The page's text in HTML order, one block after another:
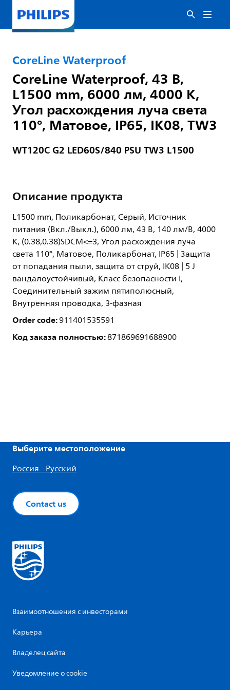
CoreLine Waterproof
CoreLine Waterproof, 43 В,
L1500 mm, 6000 лм, 4000 K,
Угол расхождения луча света
110°, Матовое, IP65, IK08, TW3
WT120C G2 LED60S/840 PSU TW3 L1500
Описание продукта
L1500 mm, Поликарбонат, Серый, Источник
питания (Вкл./Выкл.), 6000 лм, 43 В, 140 лм/В, 4000
K, (0.38,0.38)SDCM<=3, Угол расхождения луча
света 110°, Матовое, Поликарбонат, IP65 | Защита
от попадания пыли, защита от струй, IK08 | 5 J
вандалоустойчивый, Класс безопасности I,
Соединительный зажим пятиполюсный,
Внутренняя проводка, 3-фазная
Order code:911401535591
Код заказа полностью:871869691688900
Выберите местоположение
Россия - Русский
Contact us
Взаимоотношения с инвесторами
Карьера
Владелец сайта
Уведомление о cookie